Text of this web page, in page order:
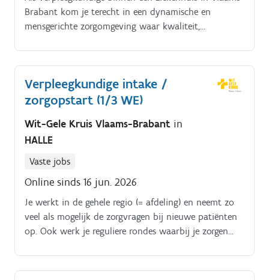
Brabant kom je terecht in een dynamische en
mensgerichte zorgomgeving waar kwaliteit,
Afhankelijk van jouw interesses, ervaring en talenten
kan je aan de slag op verschillende afdelingen, zoals
medische en chirurgische eenheden, geriatrie,
dagziekenhuis of gespecialiseerde zorgafdelingen.
Verpleegkundige intake /
zorgopstart (1/3 WE)
Wit-Gele Kruis Vlaams-Brabant in
HALLE
Vaste jobs
Online sinds 16 jun. 2026
Je werkt in de gehele regio (= afdeling) en neemt zo
veel als mogelijk de zorgvragen bij nieuwe patiënten
op. Ook werk je reguliere rondes waarbij je zorgen